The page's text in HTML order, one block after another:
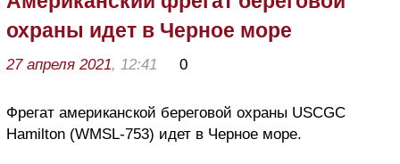
охраны идет в Черное море
27 апреля 2021, 12:41 0
Фрегат американской береговой охраны USCGC
Hamilton (WMSL-753) идет в Черное море.